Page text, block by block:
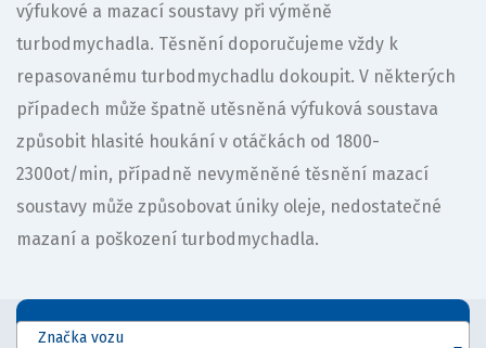
výfukové a mazací soustavy při výměně
turbodmychadla. Těsnění doporučujeme vždy k
repasovanému turbodmychadlu dokoupit. V některých
případech může špatně utěsněná výfuková soustava
způsobit hlasité houkání v otáčkách od 1800-
2300ot/min, případně nevyměněné těsnění mazací
soustavy může způsobovat úniky oleje, nedostatečné
mazaní a poškození turbodmychadla.
Značka vozu